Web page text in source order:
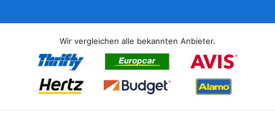
Wir vergleichen alle bekannten Anbieter.